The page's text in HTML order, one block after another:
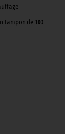
tampon de 100